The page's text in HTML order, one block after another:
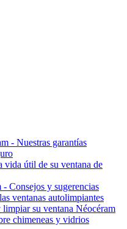
- Nuestras garantías
vida útil de su ventana de
Consejos y sugerencias
ventanas autolimpiantes
su ventana Néocéram
chimeneas y vidrios